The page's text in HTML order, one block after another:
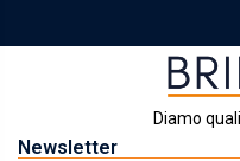
Diamo
Newsletter